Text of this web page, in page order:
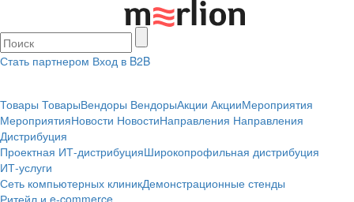
Стать партнером Вход в B2B
Товары ТоварыВендоры ВендорыАкции АкцииМероприятия
МероприятияНовости НовостиНаправления Направления
Дистрибуция
Проектная ИТ-дистрибуцияШирокопрофильная дистрибуция
ИТ-услуги
Сеть компьютерных клиникДемонстрационные стенды
Ритейл и e-commerce